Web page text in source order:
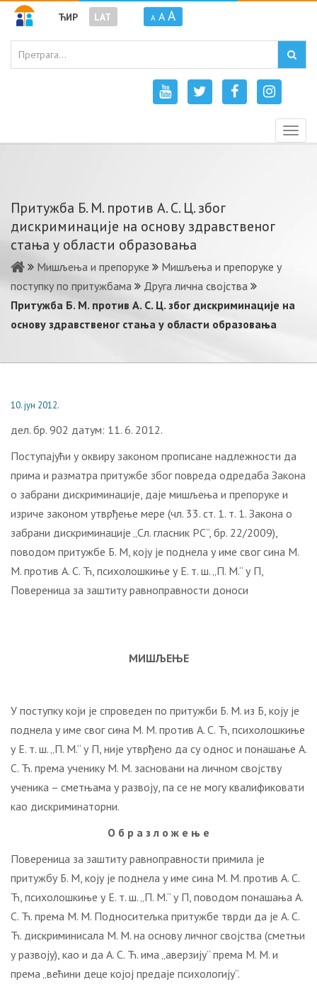
ЋИР LAT A A A
Притужба Б. М. против А. С. Ц. због
дискриминације на основу здравственог
стања у области образовања
Мишљења и препоруке
Мишљења и препоруке у
поступку по притужбама
Друга лична својства
Притужба Б. М. против А. С. Ц. због дискриминације на
основу здравственог стања у области образовања
10. јун 2012.
дел. бр. 902 датум: 11. 6. 2012.
Поступајући у оквиру законом прописане надлежности да
прима и разматра притужбе због повреда одредаба Закона
о забрани дискриминације, даје мишљења и препоруке и
изриче законом утврђење мере (чл. 33. ст. 1. т. 1. Закона о
забрани дискриминације „Сл. гласник РС“, бр. 22/2009),
поводом притужбе Б. М, коју је поднела у име свог сина М.
М. против А. С. Ћ, психолошкиње у Е. т. ш. „П. М.“ у П,
Повереница за заштиту равноправности доноси
МИШЉЕЊЕ
У поступку који је спроведен по притужби Б. М. из Б, коју је
поднела у име свог сина М. М. против А. С. Ћ, психолошкиње
у Е. т. ш. „П. М.“ у П, није утврђено да су однос и понашање А.
С. Ћ. према ученику М. М. засновани на личном својству
ученика – сметњама у развоју, па се не могу квалификовати
као дискриминаторни.
О б р а з л о ж е њ е
Повереница за заштиту равноправности примила је
притужбу Б. М, коју је поднела у име сина М. М. против А. С.
Ћ, психолошкиње у Е. т. ш. „П. М.“ у П, поводом понашања А.
С. Ћ. према М. М. Подноситељка притужбе тврди да је А. С.
Ћ. дискриминисала М. М. на основу личног својства (сметњи
у развоју), као и да А. С. Ћ. има „аверзију“ према М. М. и
према „већини деце којој предаје психологију“.